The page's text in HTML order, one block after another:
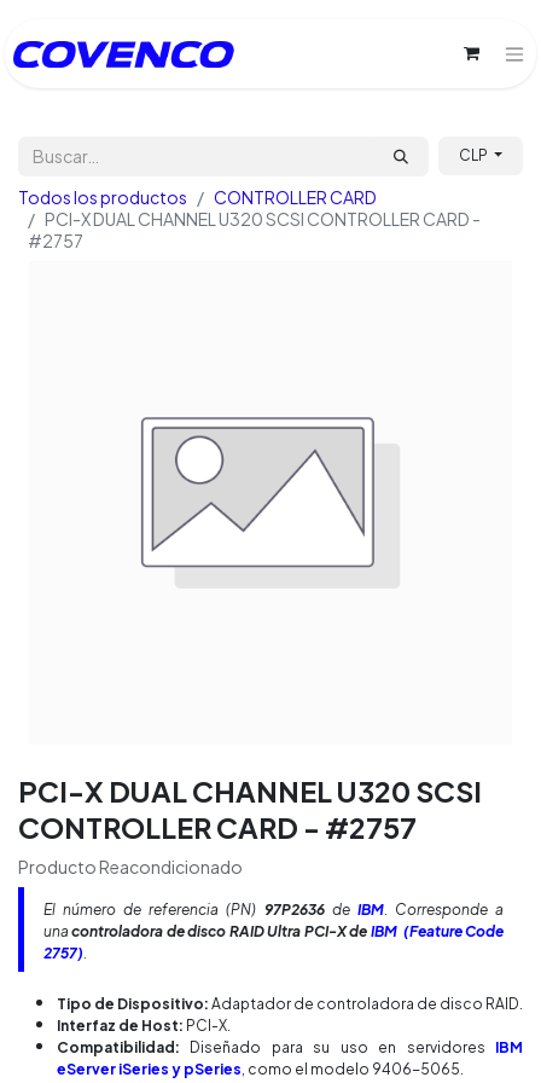
CLP
Todos los productos
CONTROLLER CARD
PCI-X DUAL CHANNEL U320 SCSI CONTROLLER CARD -
#2757
PCI-X DUAL CHANNEL U320 SCSI
CONTROLLER CARD - #2757
Producto Reacondicionado
El número de referencia (PN) 97P2636de IBM. Corresponde a
unacontroladora de disco RAID Ultra PCI-X de IBM (Feature Code
2757).
Tipo de Dispositivo: Adaptador de controladora de disco RAID.
Interfaz de Host: PCI-X.
Compatibilidad: Diseñado para su uso en servidores IBM
eServer iSeries y pSeries, como el modelo 9406-5065.